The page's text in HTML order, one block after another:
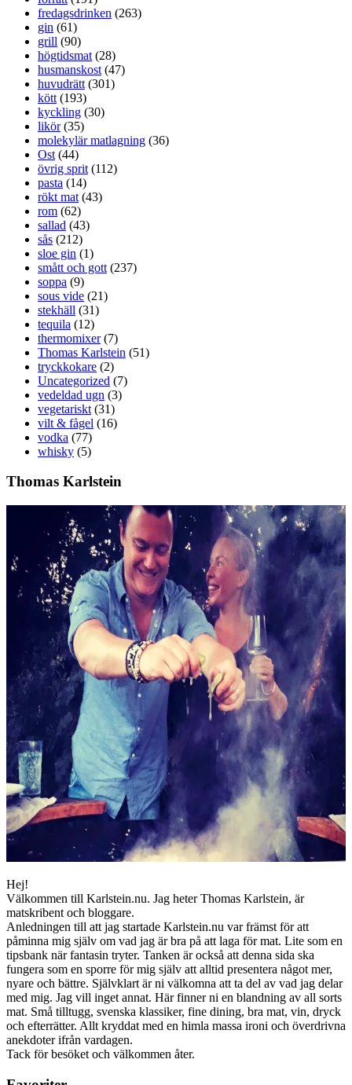
fredagsdrinken (263)
gin (61)
grill (90)
högtidsmat (28)
husmanskost (47)
huvudrätt (301)
kött (193)
kyckling (30)
likör(35)
molekylär matlagning (36)
Ost (44)
övrig sprit (112)
pasta (14)
rökt mat (43)
rom (62)
sallad (43)
sås (212)
sloe gin (1)
smått och gott (237)
soppa (9)
sous vide (21)
stekhäll (31)
tequila (12)
thermomixer(7)
Thomas Karlstein (51)
tryckkokare (2)
Uncategorized (7)
vedeldad ugn (3)
vegetariskt (31)
vilt & fågel (16)
vodka (77)
whisky (5)
Thomas Karlstein
Hej!
Välkommen till Karlstein.nu. Jag heter Thomas Karlstein, är
matskribent och bloggare.
Anledningen till att jag startade Karlstein.nu var främst för att
påminna mig själv om vad jag är bra på att laga för mat. Lite som en
tipsbank när fantasin tryter. Tanken är också att denna sida ska
fungera som en sporre för mig själv att alltid presentera något mer,
nyare och bättre. Självklart är ni välkomna att ta del av vad jag delar
med mig. Jag vill inget annat. Här finner ni en blandning av all sorts
mat. Små tilltugg, svenska klassiker, fine dining, bra mat, vin, dryck
och efterrätter. Allt kryddat med en himla massa ironi och överdrivna
anekdoter ifrån vardagen.
Tack för besöket och välkommen åter.